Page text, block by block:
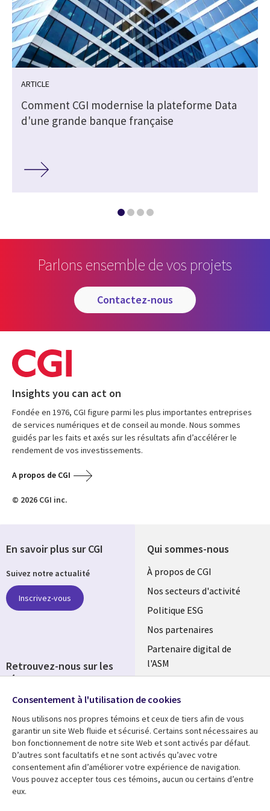
ARTICLE
Comment CGI modernise la plateforme Data
d'une grande banque française
Parlons ensemble de vos projets
contactez-nous
Insights you can act on
Fondée en 1976, CGI figure parmi les plus importantes entreprises
de services numériques et de conseil au monde. Nous sommes
guidés par les faits et axés sur les résultats afin d’accélérer le
rendement de vos investissements.
A propos de CGI
© 2026 CGI inc.
Qui sommes-nous
Useful
links
FRANCE
À propos de CGI
Nos secteurs d'activité
Politique ESG
Nos partenaires
Partenaire digital de
l'ASM
Fusions
Ressources
Library
Links
Articles
Blog
Support
Legal
Accessibilité
En savoir plus sur CGI
Suivez notre actualité
Inscrivez-vous
Retrouvez-nous sur les
réseaux
Social
Media
FRANCE
Consentement à l'utilisation de cookies
Nous utilisons nos propres témoins et ceux de tiers afin de vous
garantir un site Web fluide et sécurisé. Certains sont nécessaires au
bon fonctionnement de notre site Web et sont activés par défaut.
D’autres sont facultatifs et ne sont activés qu’avec votre
consentement afin d’améliorer votre expérience de navigation.
Vous pouvez accepter tous ces témoins, aucun ou certains d’entre
eux.